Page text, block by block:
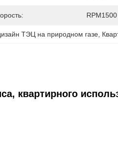
RPM1500
ТЭЦ на природном газе
квартирного